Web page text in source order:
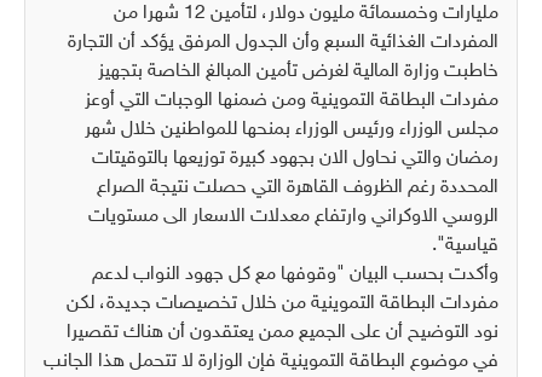
مليارات وخمسمائة مليون دولار، لتأمين 12 شهرا من
المفردات الغذائية السبع وأن الجدول المرفق يؤكد أن التجارة
خاطبت وزارة المالية لغرض تأمين المبالغ الخاصة بتجهيز
مفردات البطاقة التموينية ومن ضمنها الوجبات التي أوعز
مجلس الوزراء ورئيس الوزراء بمنحها للمواطنين خلال شهر
رمضان والتي نحاول الان بجهود كبيرة توزيعها بالتوقيتات
المحددة رغم الظروف القاهرة التي حصلت نتيجة الصراع
الروسي الاوكراني وارتفاع معدلات الاسعار الى مستويات
قياسية".
وأكدت بحسب البيان "وقوفها مع كل جهود النواب لدعم
مفردات البطاقة التموينية من خلال تخصيصات جديدة، لكن
نود التوضيح أن على الجميع ممن يعتقدون أن هناك تقصيرا
في موضوع البطاقة التموينية فإن الوزارة لا تتحمل هذا الجانب